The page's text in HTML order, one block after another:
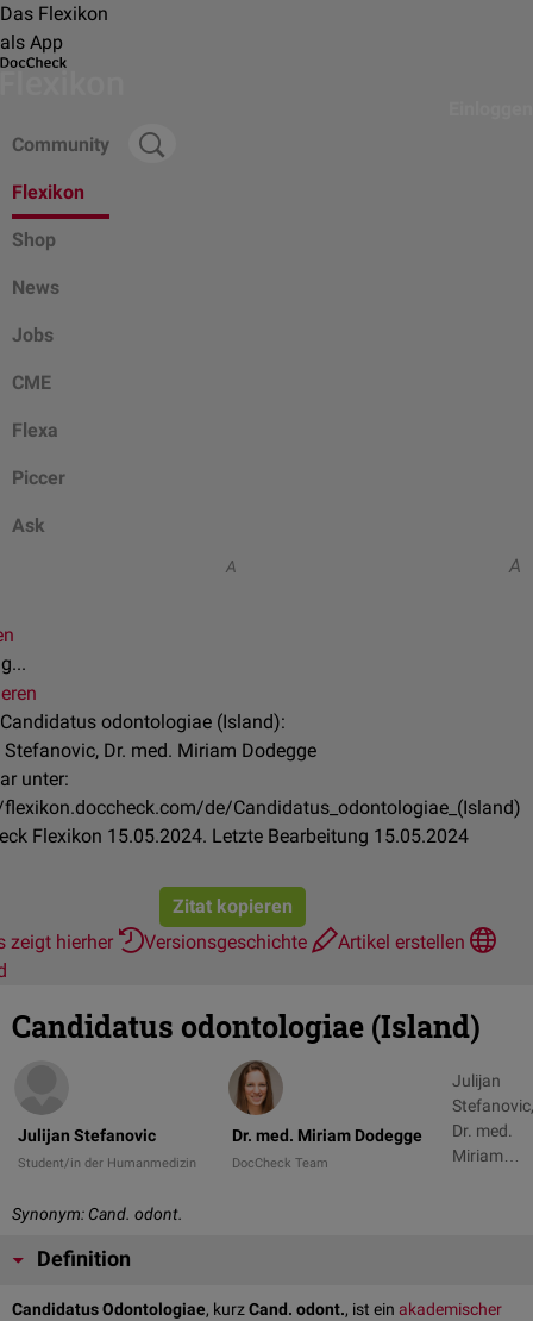
Das Flexikon
als App
Community
Flexikon
Shop
News
Jobs
CME
Flexa
Piccer
Ask
A A
odontologiae (Island):
Dr. med. Miriam Dodegge
unter:
de/Candidatus_odontologiae_(Island)
Flexikon 15.05.2024. Letzte Bearbeitung 15.05.2024
Zitat kopieren
zeigt hierher
Versionsgeschichte
Artikel erstellen
Candidatus odontologiae (Island)
Julijan Stefanovic
Student/in der Humanmedizin
Dr. med. Miriam Dodegge
DocCheck Team
Julijan
Stefanovic,
Dr. med.
Miriam
Synonym: Cand. odont.
Definition
Candidatus Odontologiae, kurzCand. odont., ist ein akademischer